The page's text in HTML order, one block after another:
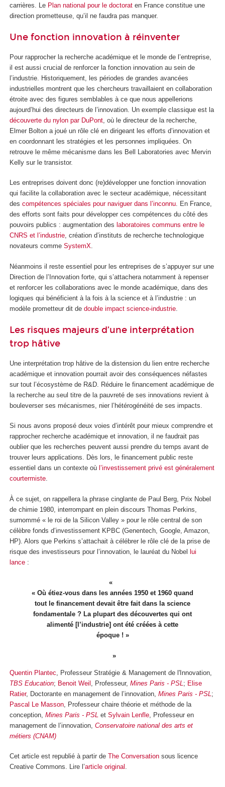
carrières. Le Plan national pour le doctorat en France constitue une
direction prometteuse, qu’il ne faudra pas manquer.
Une fonction innovation à réinventer
Pour rapprocher la recherche académique et le monde de l’entreprise,
il est aussi crucial de renforcer la fonction innovation au sein de
l’industrie. Historiquement, les périodes de grandes avancées
industrielles montrent que les chercheurs travaillaient en collaboration
étroite avec des figures semblables à ce que nous appellerions
aujourd’hui des directeurs de l’innovation. Un exemple classique est la
découverte du nylon par DuPont , où le directeur de la recherche,
Elmer Bolton a joué un rôle clé en dirigeant les efforts d’innovation et
en coordonnant les stratégies et les personnes impliquées. On
retrouve le même mécanisme dans les Bell Laboratories avec Mervin
Kelly sur le transistor.
Les entreprises doivent donc (re)développer une fonction innovation
qui facilite la collaboration avec le secteur académique, nécessitant
des compétences spéciales pour naviguer dans l’inconnu. En France,
des efforts sont faits pour développer ces compétences du côté des
pouvoirs publics : augmentation des laboratoires communs entre le
CNRS et l’industrie, création d’instituts de recherche technologique
novateurs comme SystemX.
Néanmoins il reste essentiel pour les entreprises de s’appuyer sur une
Direction de l’Innovation forte, qui s’attachera notamment à repenser
et renforcer les collaborations avec le monde académique, dans des
logiques qui bénéficient à la fois à la science et à l’industrie : un
modèle prometteur dit de double impact science-industrie
Les risques majeurs d’une interprétation
trop hâtive
Une interprétation trop hâtive de la distension du lien entre recherche
académique et innovation pourrait avoir des conséquences néfastes
sur tout l’écosystème de R&D. Réduire le financement académique de
la recherche au seul titre de la pauvreté de ses innovations revient à
bouleverser ses mécanismes, nier l’hétérogénéité de ses impacts.
Si nous avons proposé deux voies d’intérêt pour mieux comprendre et
rapprocher recherche académique et innovation, il ne faudrait pas
oublier que les recherches peuvent aussi prendre du temps avant de
trouver leurs applications. Dès lors, le financement public reste
essentiel dans un contexte où l’investissement privé est généralement
courtermiste.
À ce sujet, on rappellera la phrase cinglante de Paul Berg, Prix Nobel
de chimie 1980, interrompant en plein discours Thomas Perkins,
surnommé « le roi de la Silicon Valley » pour le rôle central de son
célèbre fonds d’investissement KPBC (Genentech, Google, Amazon,
HP). Alors que Perkins s’attachait à célébrer le rôle clé de la prise de
risque des investisseurs pour l’innovation, le lauréat du Nobel lui
lance :
« Où étiez-vous dans les années 1950 et 1960 quand
tout le financement devait être fait dans la science
fondamentale ? La plupart des découvertes qui ont
alimenté [l’industrie] ont été créées à cette
époque ! »
Quentin Plantec , Professeur Stratégie & Management de l'Innovation,
TBS Education; Benoit Weil , Professeur, Mines Paris - PSL ; Elise
Ratier, Doctorante en management de l’innovation, Mines Paris - PSL ;
Pascal Le Masson , Professeur chaire théorie et méthode de la
conception, Mines Paris - PSL et Sylvain Lenfle , Professeur en
management de l’innovation, Conservatoire national des arts et
métiers (CNAM)
Cet article est republié à partir de The Conversation sous licence
Creative Commons. Lire l’article original .